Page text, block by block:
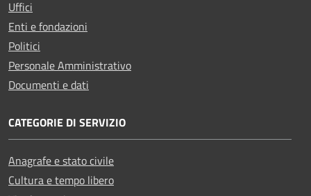
Uffici
Enti e fondazioni
Politici
Personale Amministrativo
Documenti e dati
CATEGORIE DI SERVIZIO
Anagrafe e stato civile
Cultura e tempo libero